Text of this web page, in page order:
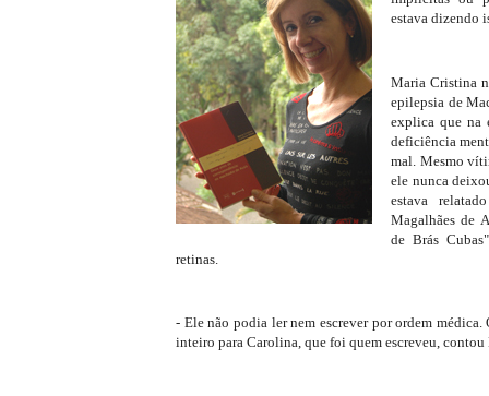
estava dizendo
Maria Cristina
epilepsia de
explica que na
deficiência
mal. Mesmo
ele nunca
estava
Magalhães de
de Brás
retinas.
- Ele não podia ler nem escrever por ordem
inteiro para Carolina, que foi quem escreveu,